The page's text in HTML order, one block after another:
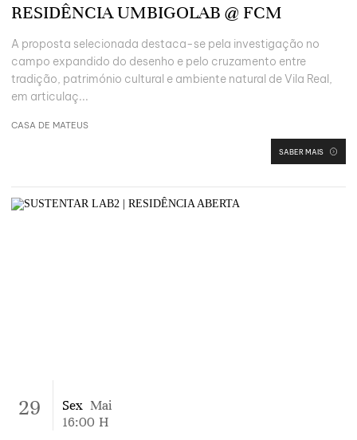
RESIDÊNCIA UMBIGOLAB @ FCM
A proposta selecionada destaca-se pela investigação no
campo expandido do desenho e pelo cruzamento entre
tradição, património cultural e ambiente natural de Vila Real,
em articulaç...
CASA DE MATEUS
SABER MAIS
29 Sex Mai
16:00 H